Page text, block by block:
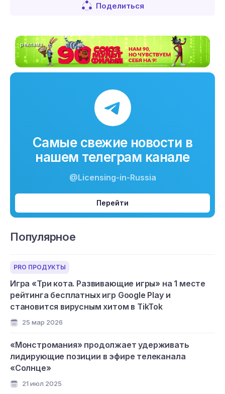
Поделиться
реклама
Самые свежие новости в
нашем телеграм канале
@Licensing-in-Russia
Перейти
Популярное
PRO ПРОДУКТЫ
Игра «Три кота. Развивающие игры» на 1 месте
рейтинга бесплатных игр Google Play и
становится вирусным хитом в TikTok
25 мар 2026
«Монстромания» продолжает удерживать
лидирующие позиции в эфире телеканала
«Солнце»
21 июл 2025